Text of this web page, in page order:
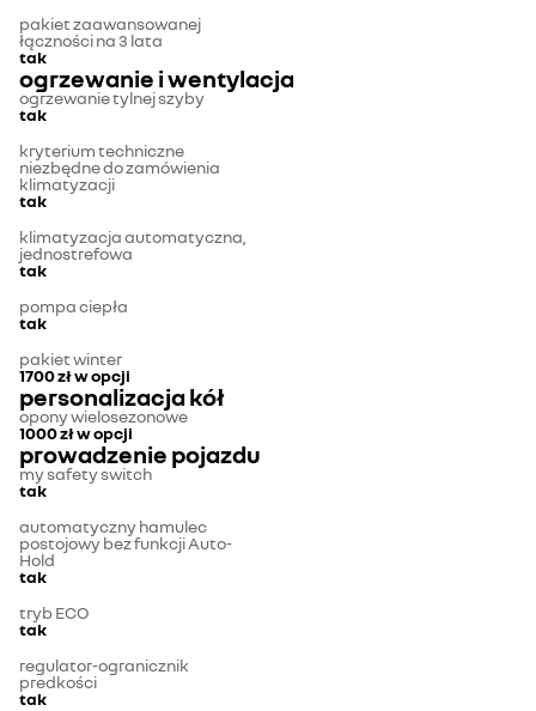
pakiet zaawansowanej
łączności na 3 lata
tak
ogrzewanie i wentylacja
ogrzewanie tylnej szyby
tak
kryterium techniczne
niezbędne do zamówienia
klimatyzacji
tak
klimatyzacja automatyczna,
jednostrefowa
tak
pompa ciepła
tak
pakiet winter
1700 złw opcji
personalizacja kół
opony wielosezonowe
1000 złw opcji
prowadzenie pojazdu
my safety switch
tak
automatyczny hamulec
postojowy bez funkcji Auto-
Hold
tak
tryb ECO
tak
regulator-ogranicznik
predkości
tak